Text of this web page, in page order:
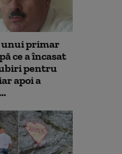
primar
ce a încasat
pentru
apoi a